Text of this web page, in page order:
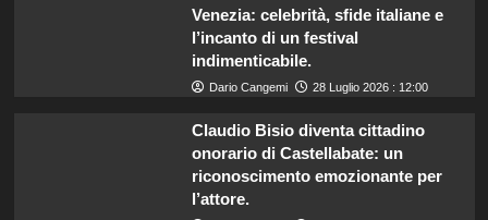
Venezia: celebrità, sfide italiane e
l’incanto di un festival
indimenticabile.
Dario Cangemi 28 Luglio 2026 : 12:00
Claudio Bisio diventa cittadino
onorario di Castellabate: un
riconoscimento emozionante per
l’attore.